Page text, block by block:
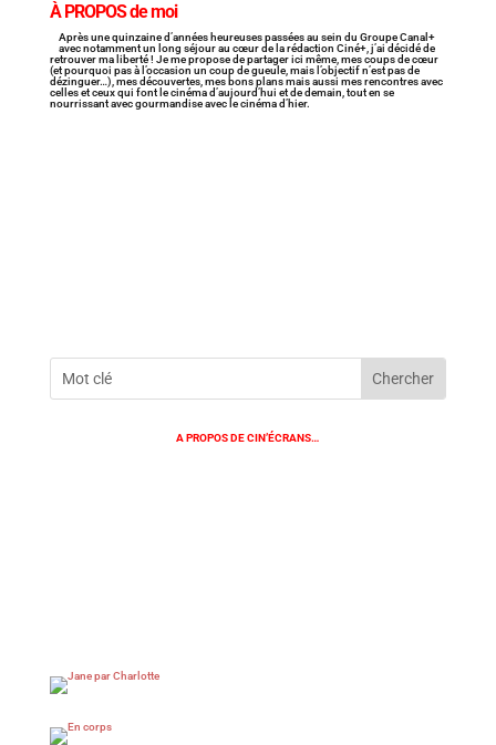
À PROPOS de moi
Après une quinzaine d’années heureuses passées au sein du Groupe Canal+
avec notamment un long séjour au cœur de la rédaction Ciné+, j’ai décidé de
retrouver ma liberté ! Je me propose de partager ici même, mes coups de cœur
(et pourquoi pas à l’occasion un coup de gueule, mais l’objectif n’est pas de
dézinguer…), mes découvertes, mes bons plans mais aussi mes rencontres avec
celles et ceux qui font le cinéma d’aujourd’hui et de demain, tout en se
nourrissant avec gourmandise avec le cinéma d’hier.
A PROPOS DE CIN’ÉCRANS…